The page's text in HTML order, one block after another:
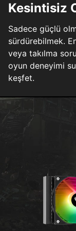
Kesintisiz
Sadece güçlü
sürdürebilmek.
veya takılma
oyun deneyimi
keşfet.